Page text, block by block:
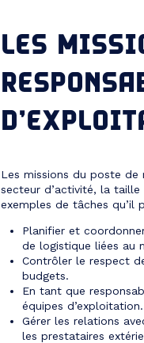
LES
Les missions du poste de
secteur d’activité, la taille
exemples de tâches qu’il
Planifier et
de logistique liées au
Contrôler le respect
budgets.
En tant que
équipes d’exploitation.
Gérer les relations
les prestataires